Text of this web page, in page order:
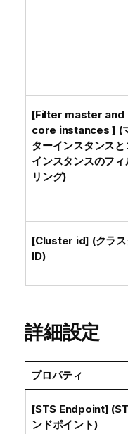
[Filter master and
core instances ] (
ターインスタンスと
インスタンスのフィ
リング)
[Cluster id] (クラス
ID)
詳細設定
プロパティ
[STS Endpoint]
ンドポイント)